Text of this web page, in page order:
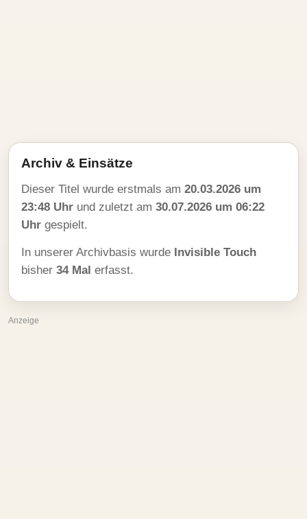
Archiv & Einsätze
Dieser Titel wurde erstmals am 20.03.2026 um
23:48 Uhr und zuletzt am 30.07.2026 um 06:22
Uhr gespielt.
In unserer Archivbasis wurde Invisible Touch
bisher 34 Mal erfasst.
Anzeige